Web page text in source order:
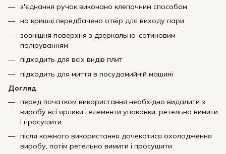
з'єднання ручок виконано клепочним способом
на кришці передбачено отвір для виходу пари
зовнішня поверхня з дзеркально-сатиновим
поліруванням
підходить для всіх видів плит
підходить для миття в посудомийній машині
Догляд:
перед початком використання необхідно видалити з
виробу всі ярлики і елементи упаковки, ретельно вимити
і просушити
після кожного використання дочекатися охолодження
виробу, потім ретельно вимити і просушити